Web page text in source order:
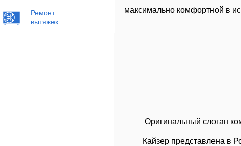
Ремонт
вытяжек
максимально комфортной в
Оригинальный слоган
Кайзер представлена в